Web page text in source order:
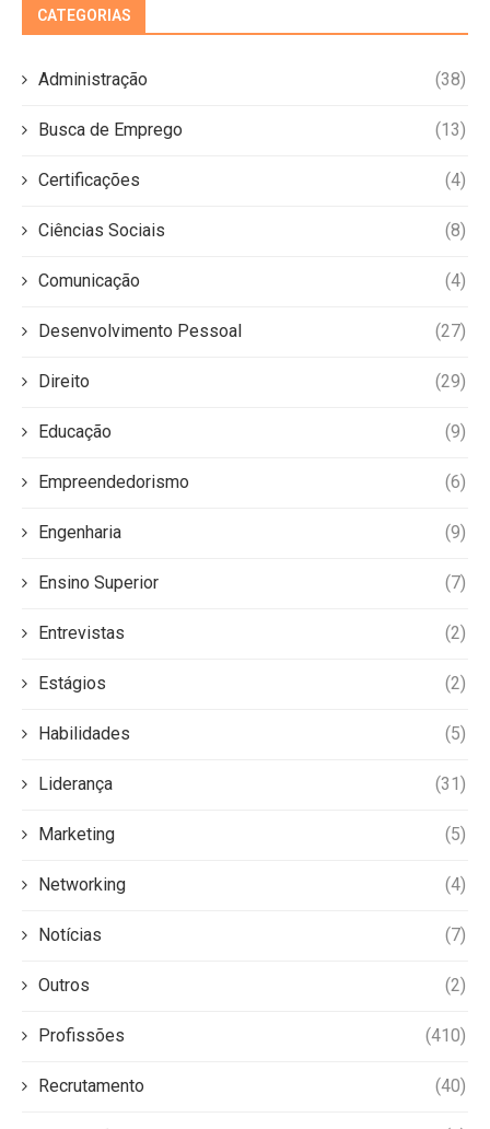
CATEGORIAS
Administração (38)
Busca de Emprego (13)
Certificações (4)
Ciências Sociais (8)
Comunicação (4)
Desenvolvimento Pessoal (27)
Direito (29)
Educação (9)
Empreendedorismo (6)
Engenharia (9)
Ensino Superior (7)
Entrevistas (2)
Estágios (2)
Habilidades (5)
Liderança (31)
Marketing (5)
Networking (4)
Notícias (7)
Outros (2)
Profissões (410)
Recrutamento (40)